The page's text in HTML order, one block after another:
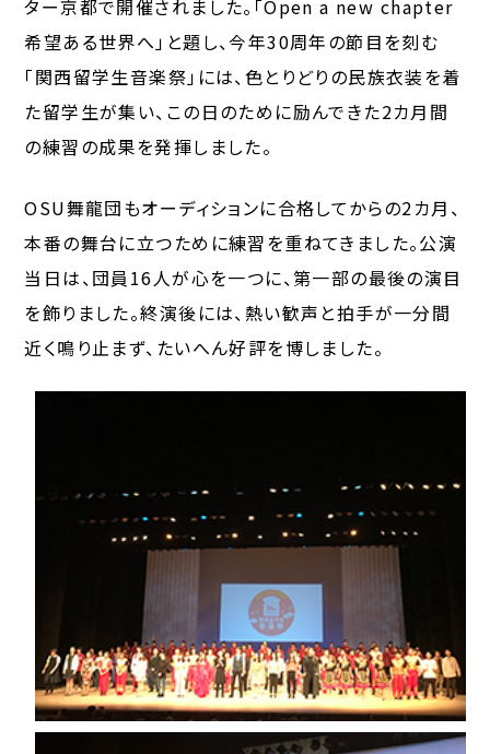
ター京都で開催されました。「Open a new chapter ――
希望ある世界へ」と題し、今年30周年の節目を刻む
「関西留学生音楽祭」には、色とりどりの民族衣装を着
た留学生が集い、この日のために励んできた2カ月間
の練習の成果を発揮しました。
OSU舞龍団もオーディションに合格してからの2カ月、
本番の舞台に立つために練習を重ねてきました。公演
当日は、団員16人が心を一つに、第一部の最後の演目
を飾りました。終演後には、熱い歓声と拍手が一分間
近く鳴り止まず、たいへん好評を博しました。